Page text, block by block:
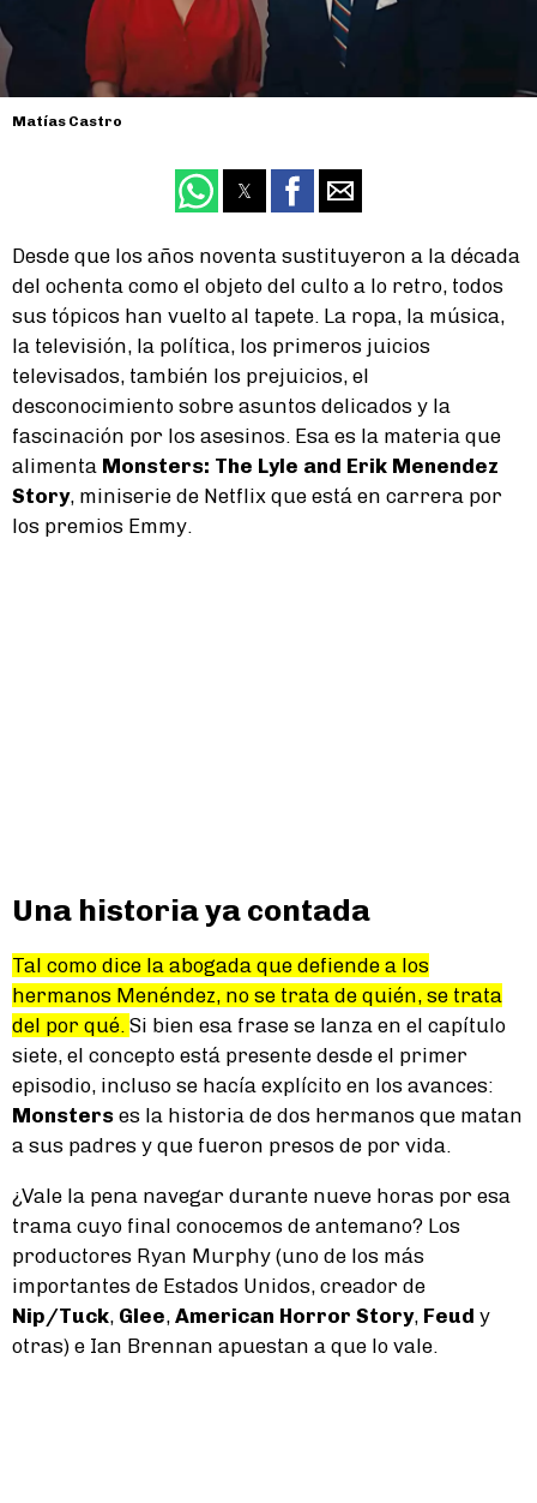
Matías Castro
Desde que los años noventa sustituyeron a la década
del ochenta como el objeto del culto a lo retro, todos
sus tópicos han vuelto al tapete. La ropa, la música,
la televisión, la política, los primeros juicios
televisados, también los prejuicios, el
desconocimiento sobre asuntos delicados y la
fascinación por los asesinos. Esa es la materia que
alimenta Monsters: The Lyle and Erik Menendez
Story, miniserie de Netflix que está en carrera por
los premios Emmy.
Una historia ya contada
Tal como dice la abogada que defiende a los
hermanos Menéndez, no se trata de quién, se trata
del por qué. Si bien esa frase se lanza en el capítulo
siete, el concepto está presente desde el primer
episodio, incluso se hacía explícito en los avances:
Monsters es la historia de dos hermanos que matan
a sus padres y que fueron presos de por vida.
¿Vale la pena navegar durante nueve horas por esa
trama cuyo final conocemos de antemano? Los
productores Ryan Murphy (uno de los más
importantes de Estados Unidos, creador de
Nip/Tuck, Glee, American Horror Story, Feud y
otras) e Ian Brennan apuestan a que lo vale.